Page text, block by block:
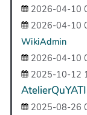
2026-04-10
2026-04-10
WikiAdmin
2026-04-10
2025-10-12
2025-08-26